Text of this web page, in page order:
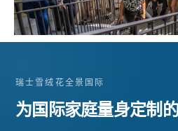
瑞士雪绒花全景国际
为国际家庭量身定制